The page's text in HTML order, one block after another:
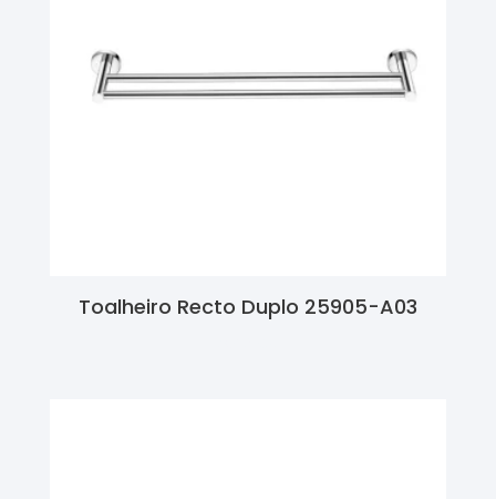
Toalheiro Recto Duplo 25905-A03